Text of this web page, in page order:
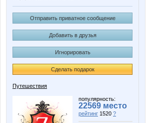
Отправить приватное сообщение
Добавить в друзья
Игнорировать
Сделать подарок
Путешествия
популярность:
22569 место
рейтинг 1520 ?